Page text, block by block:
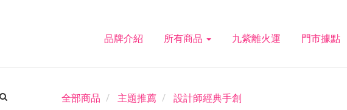
品牌介紹 所有商品 九紫離火運 門市據點
全部商品 主題推薦 設計師經典手創